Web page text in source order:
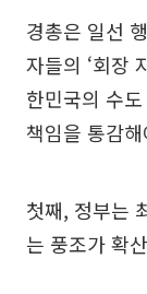
경총은 일선
자들의 ‘회장
한민국의 수
책임을 통감
첫째, 정부는
는 풍조가 확